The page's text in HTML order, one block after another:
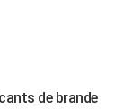
de brande